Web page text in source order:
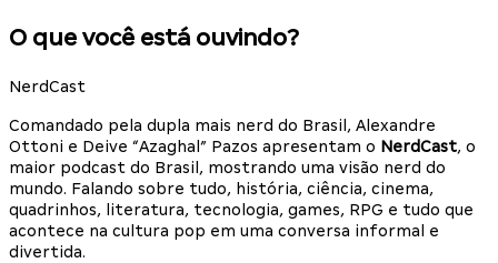
O que você está ouvindo?
NerdCast
Comandado pela dupla mais nerd do Brasil, Alexandre
Ottoni e Deive “Azaghal” Pazos apresentam o NerdCast, o
maior podcast do Brasil, mostrando uma visão nerd do
mundo. Falando sobre tudo, história, ciência, cinema,
quadrinhos, literatura, tecnologia, games, RPG e tudo que
acontece na cultura pop em uma conversa informal e
divertida.